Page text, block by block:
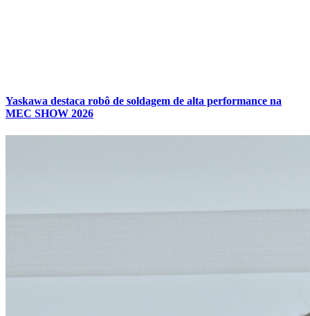
Yaskawa destaca robô de soldagem de alta performance na
MEC SHOW 2026